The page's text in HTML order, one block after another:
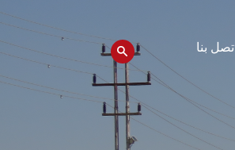
اتصل بنا